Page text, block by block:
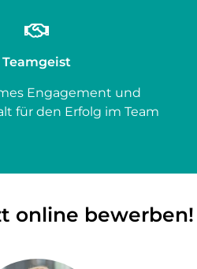
Teamgeist
Engagement und
für den Erfolg im Team
online bewerben!